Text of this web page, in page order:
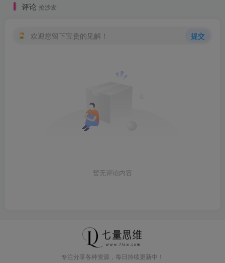
评论 抢沙发
欢迎您留下宝贵的见解！ 提交
暂无评论内容
专注分享各种资源，每日持续更新中！